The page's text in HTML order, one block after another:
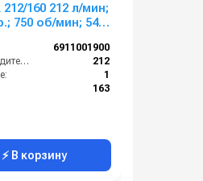
212/160 212 л/мин;
750 об/мин; 54
6911001900
Производительность (л/мин):
212
1
163
⚡ В корзину